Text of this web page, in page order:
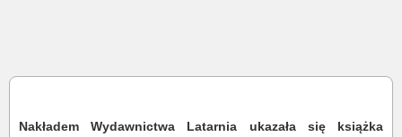
Nakładem Wydawnictwa Latarnia ukazała się książka